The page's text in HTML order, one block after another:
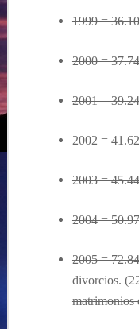
1999 =
2000 =
2001 =
2002 =
2003 =
2004 =
2005 =
divorcios. (
matrimonios